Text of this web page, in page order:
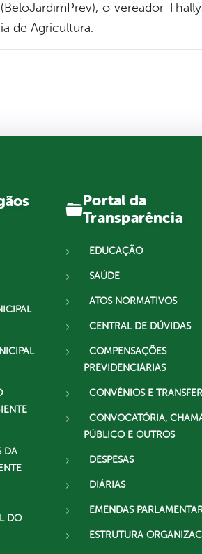
o vereador
de Agricultura.
DA
DO
Portal da
Transparência
EDUCAÇÃO
SAÚDE
ATOS NORMATIVOS
CENTRAL DE DÚVIDAS
COMPENSAÇÕES
PREVIDENCIÁRIAS
CONVÊNIOS E
CONVOCATÓRIA,
PÚBLICO E OUTROS
DESPESAS
DIÁRIAS
EMENDAS
ESTRUTURA